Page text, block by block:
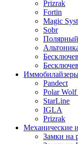
Prizrak
Fortin
Magic
Sobr
Pandect
Polar
StarLine
IGLA
Prizrak
Механические
Замки на